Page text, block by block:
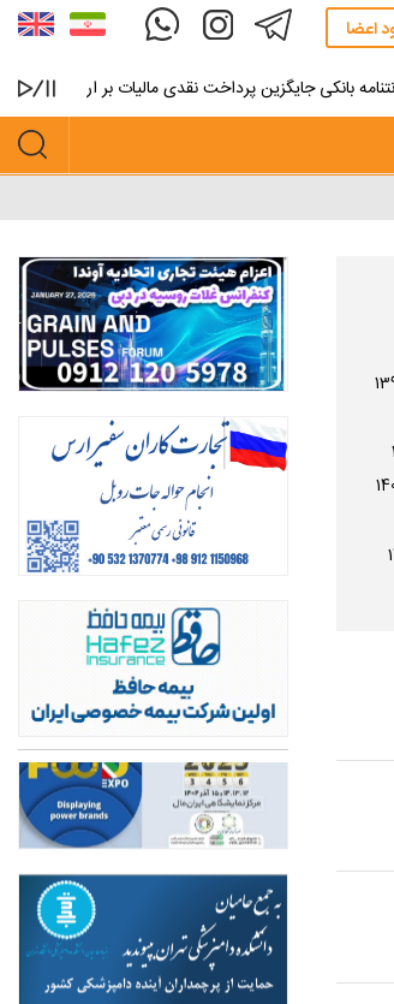
اعضا
بانکی جایگزین پرداخت نقدی مالیات بر ارزش